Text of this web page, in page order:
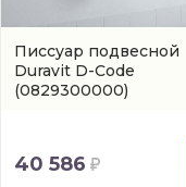
Писсуар подвесной
Duravit D-Code
(0829300000)
40 586